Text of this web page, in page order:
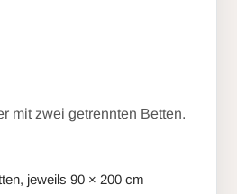
mit zwei getrennten Betten.
jeweils 90 × 200 cm